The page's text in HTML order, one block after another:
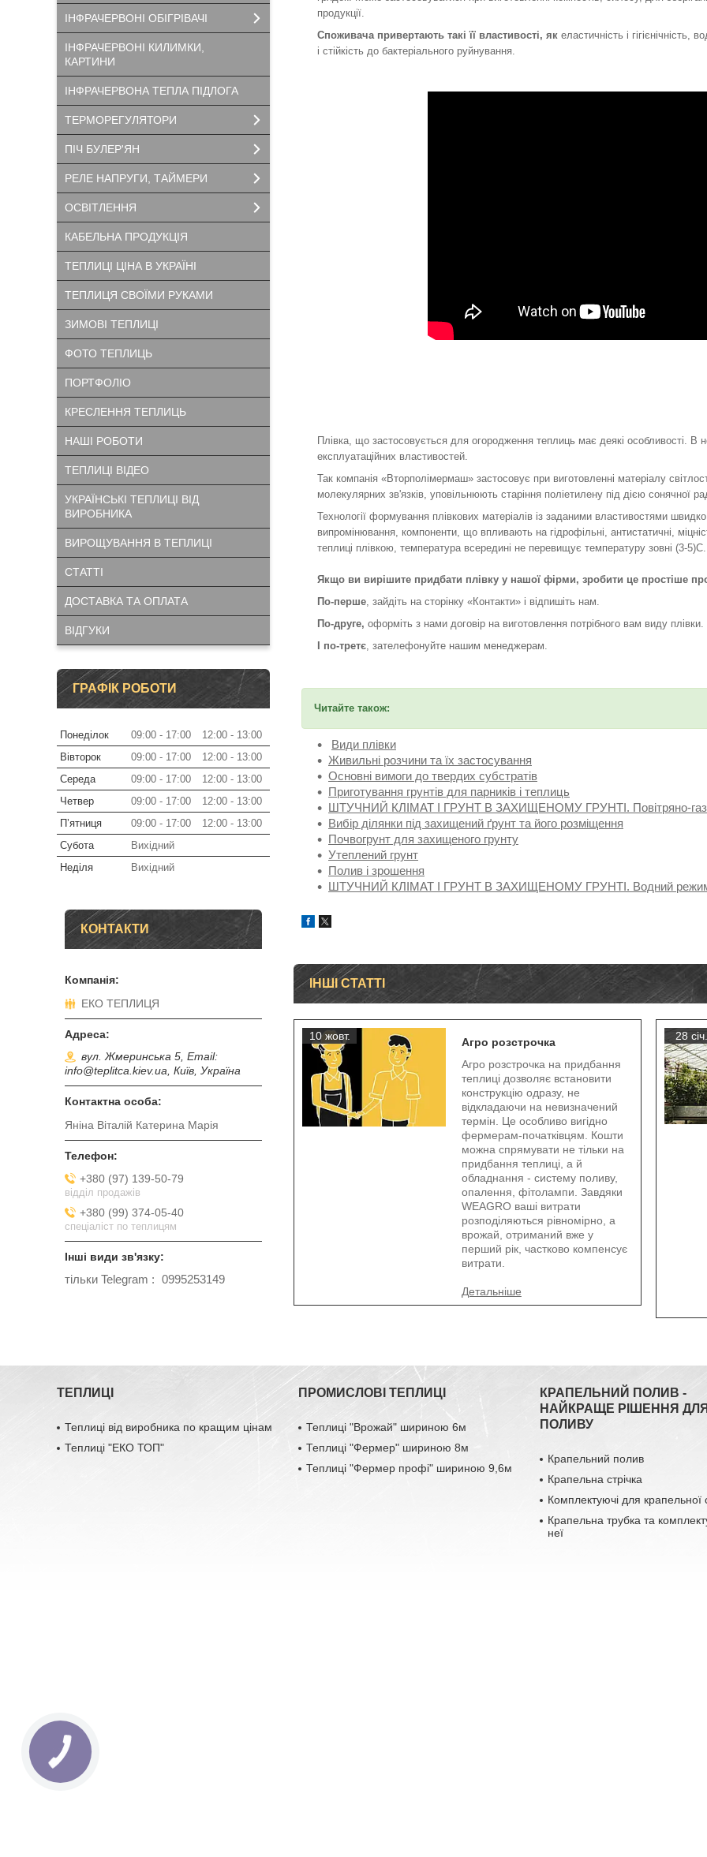
продукції.
Споживача привертають такі її властивості, як еластичність і гігієнічність,
і стійкість до бактеріального руйнування.
Плівка, що застосовується для огородження теплиць має деякі особливості. В
експлуатаційних властивостей.
Так компанія «Вторполімермаш» застосовує при виготовленні матеріалу
молекулярних зв'язків, уповільнюють старіння поліетилену під дією сонячної
Технології формування плівкових матеріалів із заданими властивостями
випромінювання, компоненти, що впливають на гідрофільні, антистатичні,
теплиці плівкою, температура всередині не перевищує температуру зовні (3-5)С.
Якщо ви вирішите придбати плівку у нашої фірми, зробити це простіше
По-перше, зайдіть на сторінку «Контакти» і відпишіть нам.
По-друге, оформіть з нами договір на виготовлення потрібного вам виду плівки.
І по-третє, зателефонуйте нашим менеджерам.
Читайте також:
Види плівки
Живильні розчини та їх застосування
Основні вимоги до твердих субстратів
Приготування грунтів для парників і теплиць
ШТУЧНИЙ КЛІМАТ І ГРУНТ В ЗАХИЩЕНОМУ ГРУНТІ. Повітряно-
Вибір ділянки під захищений ґрунт та його розміщення
Почвогрунт для захищеного грунту
Утеплений грунт
Полив і зрошення
ШТУЧНИЙ КЛІМАТ І ГРУНТ В ЗАХИЩЕНОМУ ГРУНТІ. Водний режим
ІНШІ СТАТТІ
10 жовт.
Агро розстрочка
Агро розстрочка на придбання
теплиці дозволяє встановити
конструкцію одразу, не
відкладаючи на невизначений
термін. Це особливо вигідно
фермерам-початківцям. Кошти
можна спрямувати не тільки на
придбання теплиці, а й
обладнання - систему поливу,
опалення, фітолампи. Завдяки
WEAGRO ваші витрати
розподіляються рівномірно, а
врожай, отриманий вже у
перший рік, частково компенсує
витрати.
28 січ.
ІНФРАЧЕРВОНІ ОБІГРІВАЧІ
ІНФРАЧЕРВОНІ КИЛИМКИ,
КАРТИНИ
ІНФРАЧЕРВОНА ТЕПЛА ПІДЛОГА
ТЕРМОРЕГУЛЯТОРИ
ПІЧ БУЛЕР'ЯН
РЕЛЕ НАПРУГИ, ТАЙМЕРИ
ОСВІТЛЕННЯ
КАБЕЛЬНА ПРОДУКЦІЯ
ТЕПЛИЦІ ЦІНА В УКРАЇНІ
ТЕПЛИЦЯ СВОЇМИ РУКАМИ
ЗИМОВІ ТЕПЛИЦІ
ФОТО ТЕПЛИЦЬ
ПОРТФОЛІО
КРЕСЛЕННЯ ТЕПЛИЦЬ
НАШІ РОБОТИ
ТЕПЛИЦІ ВІДЕО
УКРАЇНСЬКІ ТЕПЛИЦІ ВІД
ВИРОБНИКА
ВИРОЩУВАННЯ В ТЕПЛИЦІ
СТАТТІ
ДОСТАВКА ТА ОПЛАТА
ВІДГУКИ
ГРАФІК РОБОТИ
Понеділок 09:00 17:00 12:00
13:00
Вівторок
09:00 17:00 12:00
13:00
Середа
09:00 17:00 12:00
13:00
Четвер
09:00 17:00 12:00
13:00
Пʼятниця
09:00 17:00 12:00
13:00
Субота
Вихідний
Неділя
Вихідний
КОНТАКТИ
ЕКО ТЕПЛИЦЯ
вул. Жмеринська 5, Email:
info@teplitca.kiev.ua, Київ, Україна
Яніна Віталій Катерина Марія
+380 (97) 139-50-79
відділ продажів
+380 (99) 374-05-40
спеціаліст по теплицям
тільки Telegram 0995253149
ТЕПЛИЦІ
Теплиці від виробника по кращим цінам
Теплиці "ЕКО ТОП"
ПРОМИСЛОВІ ТЕПЛИЦІ
Теплиці "Врожай" шириною 6м
Теплиці "Фермер" шириною 8м
Теплиці "Фермер профі" шириною 9,6м
КРАПЕЛЬНИЙ ПОЛИВ -
НАЙКРАЩЕ РІШЕННЯ ДЛЯ
ПОЛИВУ
Крапельний полив
Крапельна стрічка
Комплектуючі для крапельної
Крапельна трубка та
неї